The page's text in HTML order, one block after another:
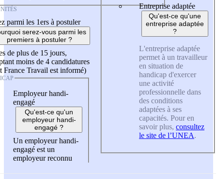
parmi les 1ers à postuler
serez-vous parmi les
premiers à postuler ?
de plus de 15 jours,
moins de 4 candidatures
France Travail est informé)
Employeur handi-
engagé
Qu'est-ce qu'un
employeur handi-
engagé ?
Un employeur handi-
engagé est un
employeur reconnu
Entreprise adaptée
Qu'est-ce qu'une
entreprise adaptée
?
L'entreprise adaptée
permet à un travailleur
en situation de
handicap d'exercer
une activité
professionnelle dans
des conditions
adaptées à ses
capacités. Pour en
savoir plus, consultez
le site de l’UNEA.